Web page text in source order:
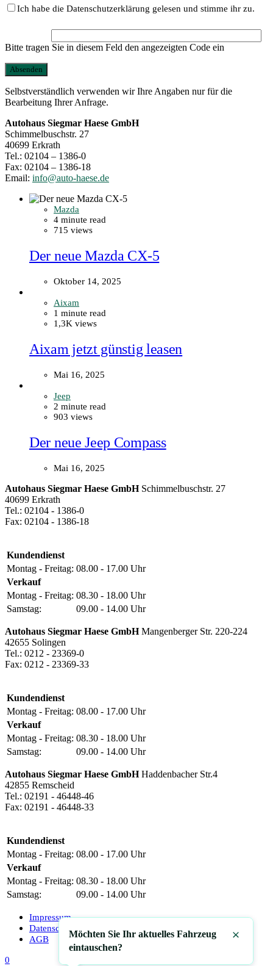
Ich habe die Datenschutzerklärung gelesen und stimme ihr zu.
Bitte tragen Sie in diesem Feld den angezeigten Code ein
Selbstverständlich verwenden wir Ihre Angaben nur für die
Bearbeitung Ihrer Anfrage.
Autohaus Siegmar Haese GmbH
Schimmelbuschstr. 27
40699 Erkrath
Tel.: 02104 – 1386-0
Fax: 02104 – 1386-18
Email: info@auto-haese.de
Mazda
4 minute read
715 views
Der neue Mazda CX-5
Oktober 14, 2025
Aixam
1 minute read
1,3K views
Aixam jetzt günstig leasen
Mai 16, 2025
Jeep
2 minute read
903 views
Der neue Jeep Compass
Mai 16, 2025
Autohaus Siegmar Haese GmbHSchimmelbuschstr. 27
40699 Erkrath
Tel.: 02104 - 1386-0
Fax: 02104 - 1386-18
Kundendienst
Montag - Freitag: 08.00 - 17.00 Uhr
Verkauf
Montag - Freitag: 08.30 - 18.00 Uhr
Samstag:
09.00 - 14.00 Uhr
Autohaus Siegmar Haese GmbHMangenberger Str. 220-224
42655 Solingen
Tel.: 0212 - 23369-0
Fax: 0212 - 23369-33
Kundendienst
Montag - Freitag: 08.00 - 17.00 Uhr
Verkauf
Montag - Freitag: 08.30 - 18.00 Uhr
Samstag:
09.00 - 14.00 Uhr
Autohaus Siegmar Haese GmbHHaddenbacher Str.4
42855 Remscheid
Tel.: 02191 - 46448-46
Fax: 02191 - 46448-33
Kundendienst
Montag - Freitag: 08.00 - 17.00 Uhr
Verkauf
Montag - Freitag: 08.30 - 18.00 Uhr
Samstag:
09.00 - 14.00 Uhr
Impressum
Datenschutz
AGB
0
Möchten Sie Ihr aktuelles Fahrzeug
eintauschen?
Schließen